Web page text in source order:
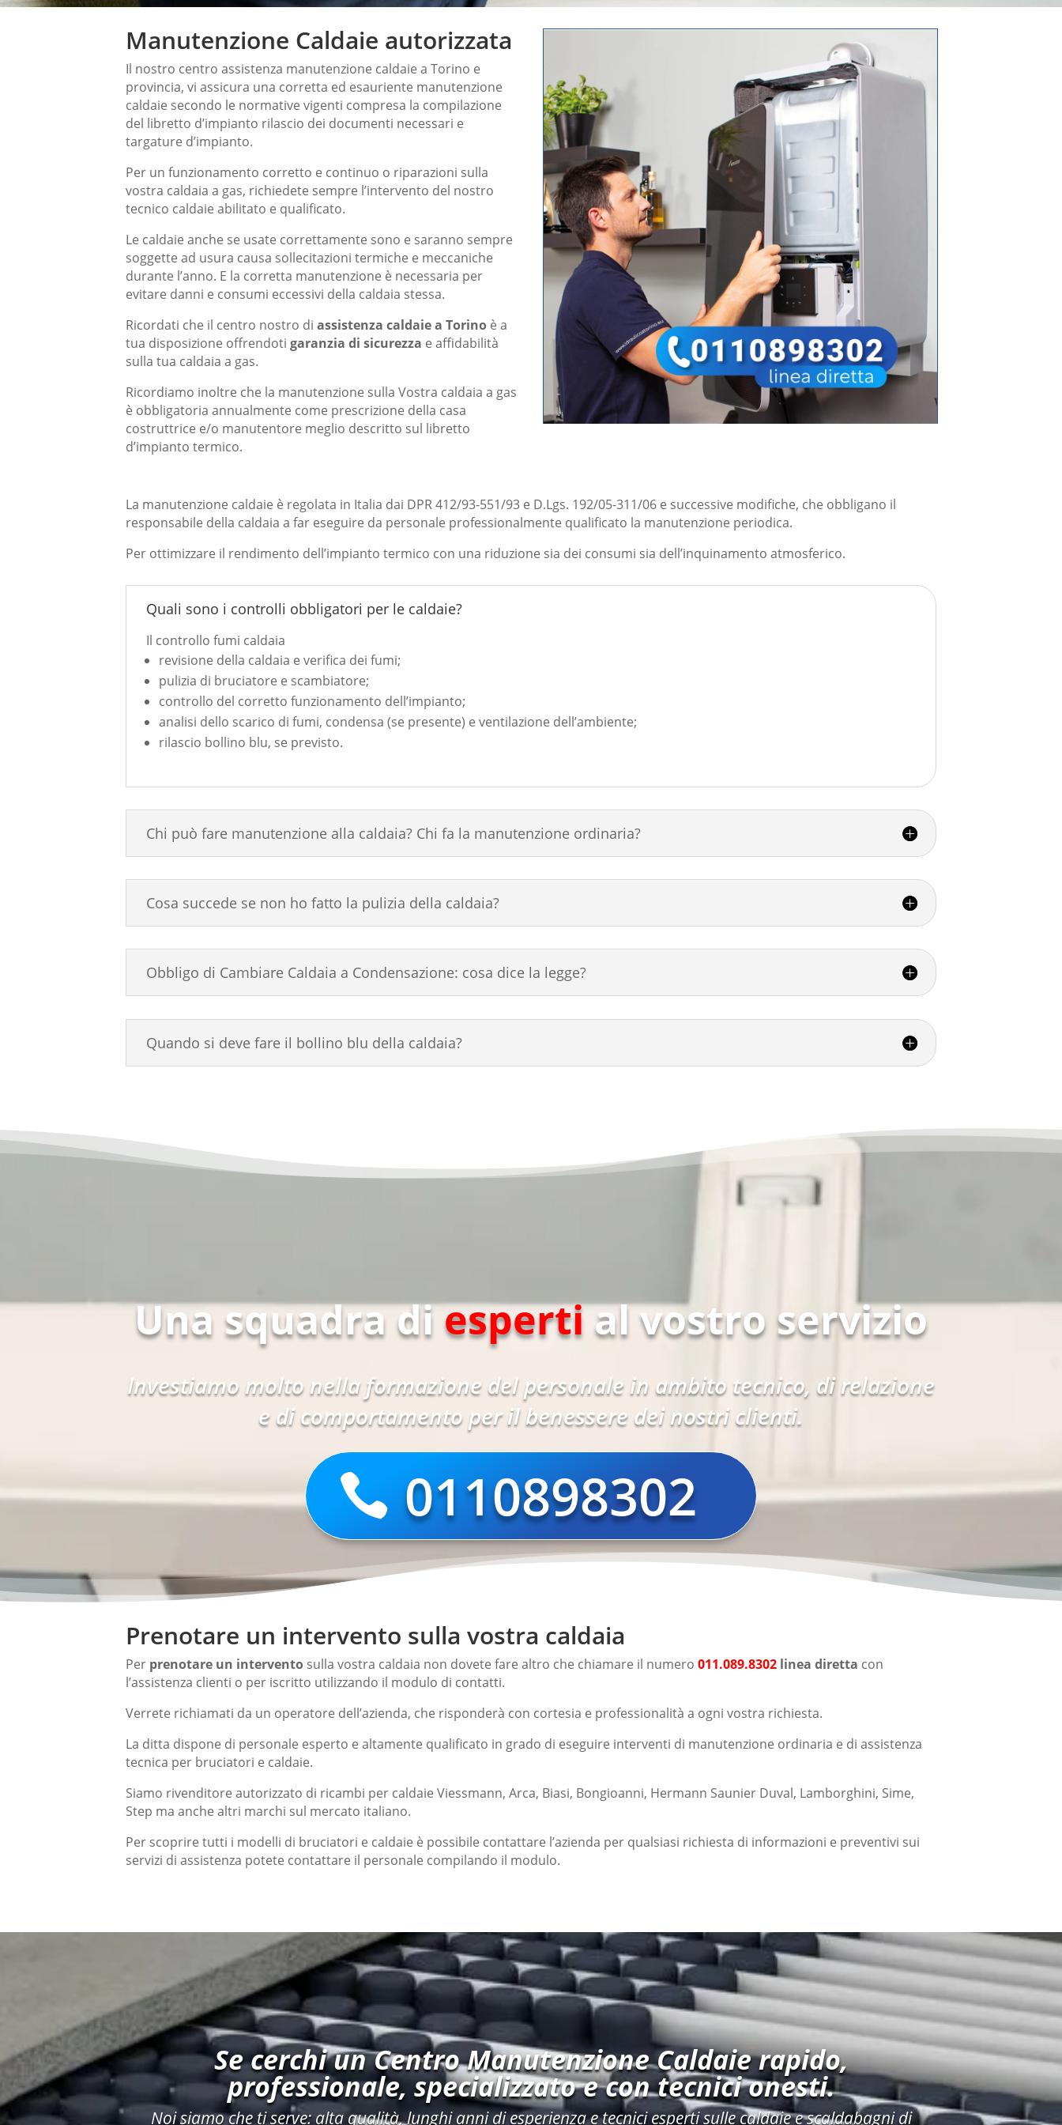
Manutenzione Caldaie autorizzata
Il nostro centro assistenza manutenzione caldaie a Torino e
provincia, vi assicura una corretta ed esauriente manutenzione
caldaie secondo le normative vigenti compresa la compilazione
del libretto d’impianto rilascio dei documenti necessari e
targature d’impianto.
Per un funzionamento corretto e continuo o riparazioni sulla
vostra caldaia a gas, richiedete sempre l’intervento del nostro
tecnico caldaie abilitato e qualificato.
Le caldaie anche se usate correttamente sono e saranno sempre
soggette ad usura causa sollecitazioni termiche e meccaniche
durante l’anno. E la corretta manutenzione è necessaria per
evitare danni e consumi eccessivi della caldaia stessa.
Ricordati che il centro nostro diassistenza caldaie a Torino è a
tua disposizione offrendotigaranzia di sicurezza e affidabilità
sulla tua caldaia a gas.
Ricordiamo inoltre che la manutenzione sulla Vostra caldaia a gas
è obbligatoria annualmente come prescrizione della casa
costruttrice e/o manutentore meglio descritto sul libretto
d’impianto termico.
La manutenzione caldaie è regolata in Italia dai DPR 412/93-551/93 e D.Lgs. 192/05-311/06 e successive modifiche, che obbligano il
responsabile della caldaia a far eseguire da personale professionalmente qualificato la manutenzione periodica.
Per ottimizzare il rendimento dell’impianto termico con una riduzione sia dei consumi sia dell’inquinamento atmosferico.
Quali sono i controlli obbligatori per le caldaie?
Il controllo fumi caldaia
revisione della caldaia e verifica dei fumi;
pulizia di bruciatore e scambiatore;
controllo del corretto funzionamento dell’impianto;
analisi dello scarico di fumi, condensa (se presente) e ventilazione dell’ambiente;
rilascio bollino blu, se previsto.
Chi può fare manutenzione alla caldaia? Chi fa la manutenzione ordinaria?
Cosa succede se non ho fatto la pulizia della caldaia?
Obbligo di Cambiare Caldaia a Condensazione: cosa dice la legge?
Quando si deve fare il bollino blu della caldaia?
Una squadra diespertial vostro servizio
Investiamo molto nella formazione del personale in ambito tecnico, di relazione
e di comportamento per il benessere dei nostri clienti.
0110898302
Prenotare un intervento sulla vostra caldaia
Per prenotare un intervento sulla vostra caldaia non dovete fare altro che chiamare il numero011.089.8302 linea diretta con
l’assistenza clienti o per iscritto utilizzando il modulo di contatti.
Verrete richiamati da un operatore dell’azienda, che risponderà con cortesia e professionalità a ogni vostra richiesta.
La ditta dispone di personale esperto e altamente qualificato in grado di eseguire interventi di manutenzione ordinaria e di assistenza
tecnica per bruciatori e caldaie.
Siamo rivenditore autorizzato di ricambi per caldaie Viessmann, Arca, Biasi, Bongioanni, Hermann Saunier Duval, Lamborghini, Sime,
Step ma anche altri marchi sul mercato italiano.
Per scoprire tutti i modelli di bruciatori e caldaie è possibile contattare l’azienda per qualsiasi richiesta di informazioni e preventivi sui
servizi di assistenza potete contattare il personale compilando il modulo.
Se cerchi un Centro Manutenzione Caldaie rapido,
professionale, specializzato e con tecnici onesti.
Noi siamo che ti serve: alta qualità, lunghi anni di esperienza e tecnici esperti sulle caldaie e scaldabagni di